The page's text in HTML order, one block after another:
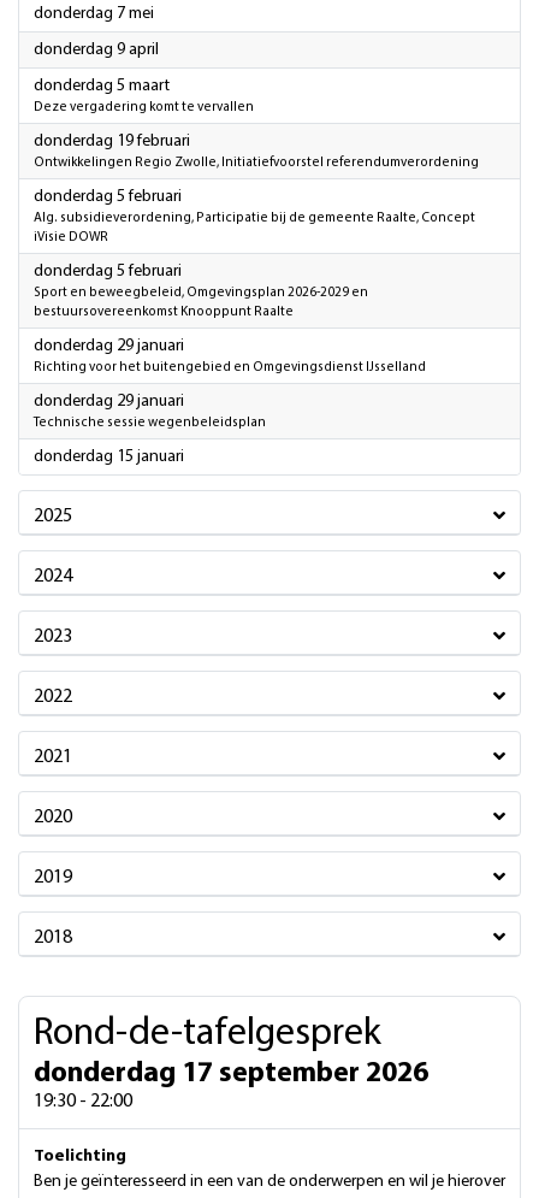
donderdag 7 mei
donderdag 9 april
donderdag 5 maart2026
Deze vergadering komt te vervallen
donderdag 19 februari
Ontwikkelingen Regio Zwolle, Initiatiefvoorstel referendumverordening
donderdag 5 februari
Alg. subsidieverordening, Participatie bij de gemeente Raalte, Concept
iVisie DOWR
donderdag 5 februari
Sport en beweegbeleid, Omgevingsplan 2026-2029 en
bestuursovereenkomst Knooppunt Raalte
donderdag 29 januari
Richting voor het buitengebied en Omgevingsdienst IJsselland
donderdag 29 januari
Technische sessie wegenbeleidsplan
donderdag 15 januari
2025
2024
2023
2022
2021
2020
2019
2018
Rond-de-tafelgesprek
donderdag 17 september 2026
19:30 - 22:00
Toelichting
Ben je geïnteresseerd in een van de onderwerpen en wil je hierover